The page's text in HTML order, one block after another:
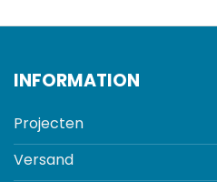
INFORMATION
Projecten
Versand